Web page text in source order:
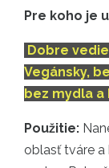
Pre koho je
Dobre
Vegánsky,
bez mydla a
Použitie:
oblasť tváre a